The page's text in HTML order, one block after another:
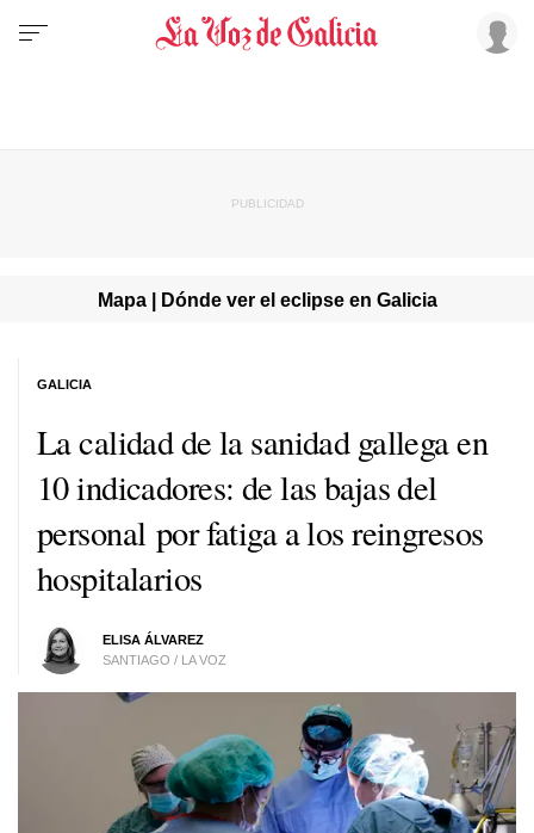
Mapa | Dónde ver el eclipse en Galicia
La calidad de la sanidad gallega en
10 indicadores: de las bajas del
personal por fatiga a los reingresos
hospitalarios
ELISA ÁLVAREZ
SANTIAGO / LA VOZ
GALICIA